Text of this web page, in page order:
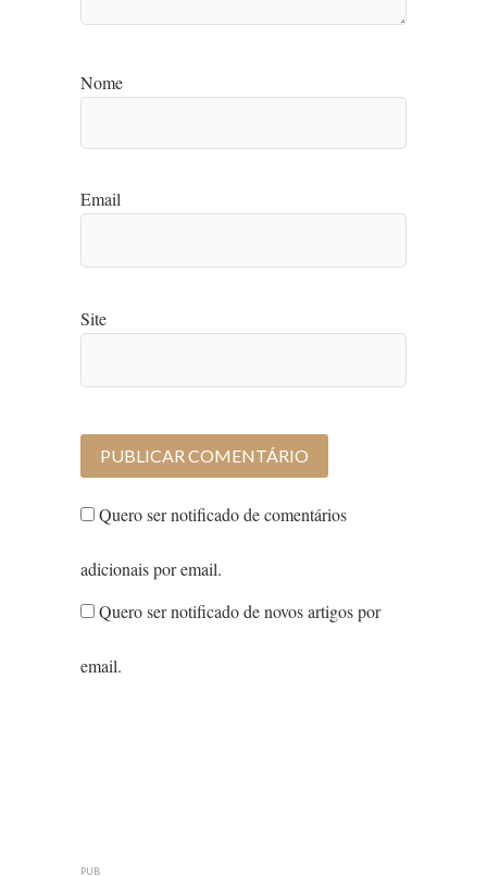
Nome
Email
Site
Quero ser notificado de comentários
adicionais por email.
Quero ser notificado de novos artigos por
email.
PUB